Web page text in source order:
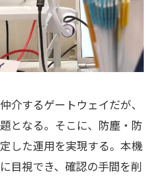
介するゲートウェイだが、
となる。そこに、防塵・防
した運用を実現する。本機
目視でき、確認の手間を削